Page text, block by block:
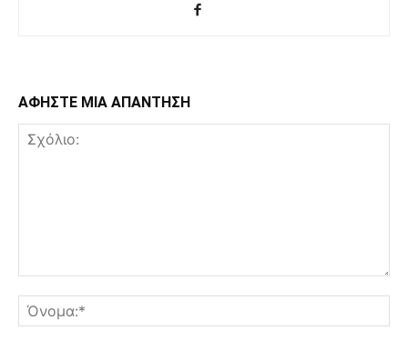
ΑΦΗΣΤΕ ΜΙΑ ΑΠΑΝΤΗΣΗ